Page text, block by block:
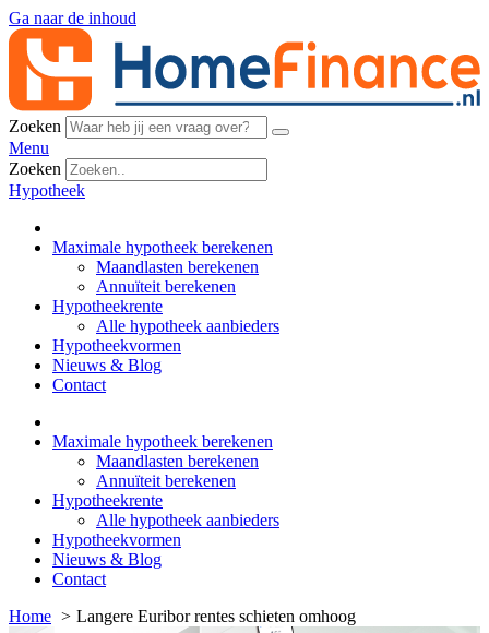
Ga naar de inhoud
Zoeken
Menu
Zoeken
Hypotheek
Maximale hypotheek berekenen
Maandlasten berekenen
Annuïteit berekenen
Hypotheekrente
Alle hypotheek aanbieders
Hypotheekvormen
Nieuws & Blog
Contact
Maximale hypotheek berekenen
Maandlasten berekenen
Annuïteit berekenen
Hypotheekrente
Alle hypotheek aanbieders
Hypotheekvormen
Nieuws & Blog
Contact
Home
Langere Euribor rentes schieten omhoog